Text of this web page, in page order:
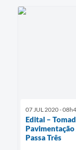
07 JUL 2020 -
Edital –
Pavimentação
Passa Três